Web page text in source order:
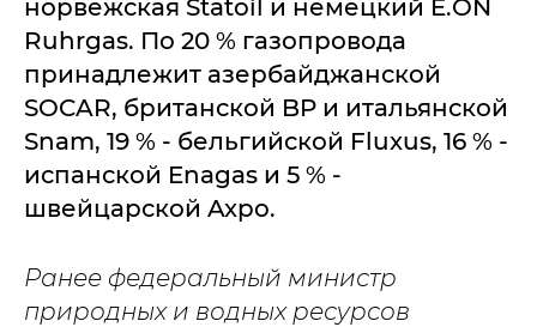
норвежская Statoil и немецкий E.ON
Ruhrgas. По 20 % газопровода
принадлежит азербайджанской
SOCAR, британской BP и итальянской
Snam, 19 % - бельгийской Fluxus, 16 % -
испанской Enagas и 5 % -
швейцарской Axpo.
Ранее федеральный министр
природных и водных ресурсов